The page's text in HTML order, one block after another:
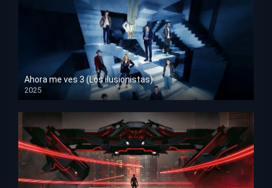
Ahora me ves 3 (Los ilusionistas)
2025
HD 1080p